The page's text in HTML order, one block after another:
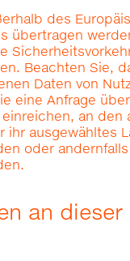
des
übertragen
Beachten Sie,
Daten von
eine Anfrage
an den
ihr ausgewähltes
oder andernfalls
an dieser